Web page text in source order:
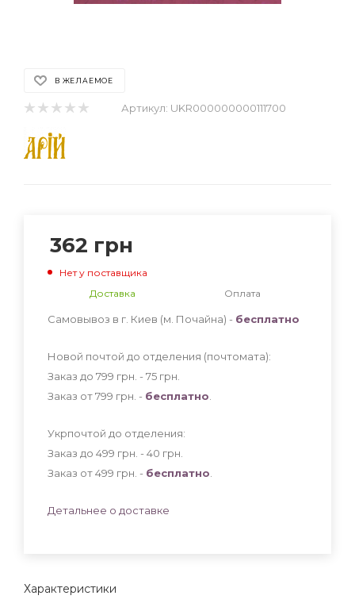
В ЖЕЛАЕМОЕ
Артикул: UKR000000000111700
Характеристики
362 грн
Нет у поставщика
Доставка
Оплата
Самовывоз в г. Киев (м. Почайна) - бесплатно
Новой почтой до отделения (почтомата):
Заказ до 799 грн. - 75 грн
Заказ от 799 грн. - бесплатно
Укрпочтой до отделения:
Заказ до 499 грн. - 40 грн
Заказ от 499 грн. - бесплатно
Детальнее о доставке